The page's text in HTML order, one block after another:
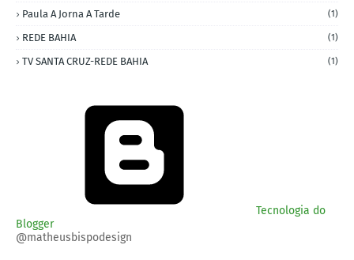
Paula A Jorna A Tarde (1)
REDE BAHIA (1)
TV SANTA CRUZ-REDE BAHIA (1)
Tecnologia do
Blogger
@matheusbispodesign